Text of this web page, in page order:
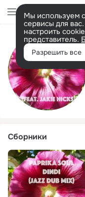
Мы используем
сервисы для
настроить
представитель.
Разрешить все
Сборники